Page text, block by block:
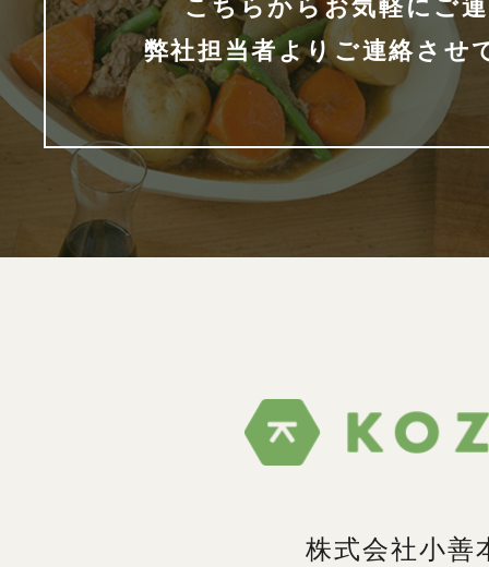
弊社担当者よりご連絡させ
株式会社小善